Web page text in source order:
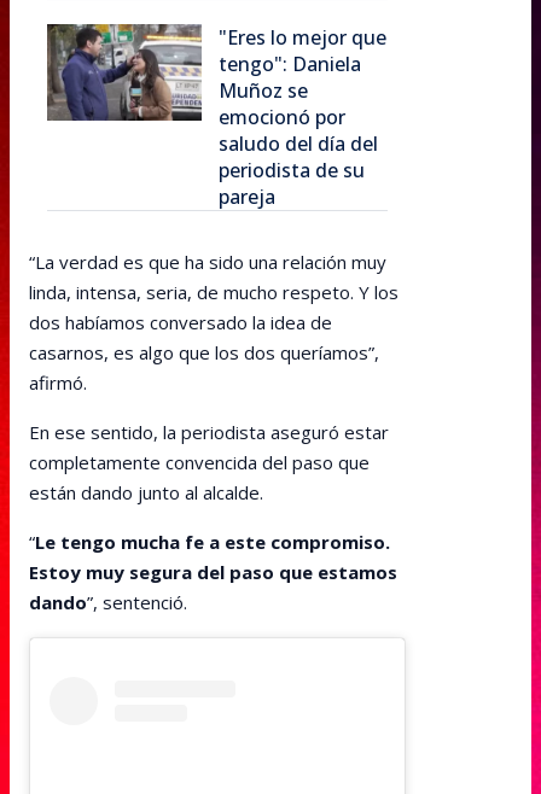
"Eres lo mejor que
tengo": Daniela
Muñoz se
emocionó por
saludo del día del
periodista de su
pareja
“La verdad es que ha sido una relación muy
linda, intensa, seria, de mucho respeto. Y los
dos habíamos conversado la idea de
casarnos, es algo que los dos queríamos”,
afirmó.
En ese sentido, la periodista aseguró estar
completamente convencida del paso que
están dando junto al alcalde.
“Le tengo mucha fe a este compromiso.
Estoy muy segura del paso que estamos
dando”, sentenció.